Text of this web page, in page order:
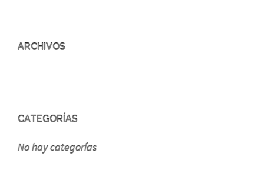
ARCHIVOS
CATEGORÍAS
No hay categorías